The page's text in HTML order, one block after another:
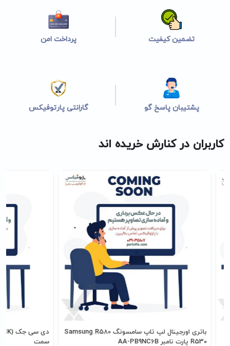
تضمین کیفیت پرداخت امن
پشتیبان پاسخ گو گارانتی پارتوفیکس
کاربران در کنارش خریده اند
باتری اورجینال لپ تاپ سامسونگ Samsung R580
R530 پارت نامبر AA-PB9NC6B
سمت